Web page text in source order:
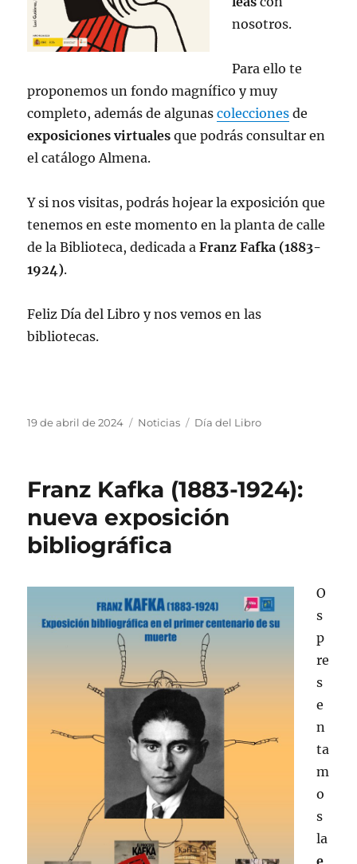
nosotros.
Para ello te
proponemos un fondo magnífico y muy
completo, además de algunascolecciones de
exposiciones virtuales que podrás consultar en
el catálogo Almena.
Y si nos visitas, podrás hojear la exposición que
tenemos en este momento en la planta de calle
de la Biblioteca, dedicada aFranz Fafka (1883-
1924).
Feliz Día del Libro y nos vemos en las
bibliotecas.
Publicado
19 de abril de 2024 Categorías
Noticias Etiquetas
Día del Libro
Franz Kafka (1883-1924):
nueva exposición
bibliográfica
O
s
p
re
s
e
n
ta
m
o
s
la
e